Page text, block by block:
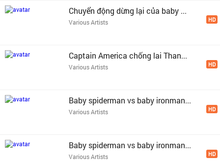
Chuyển động dừng lại của baby ...
Various Artists HD
Captain America chống lai Than...
Various Artists HD
Baby spiderman vs baby ironman...
Various Artists HD
Baby spiderman vs baby ironman...
Various Artists HD